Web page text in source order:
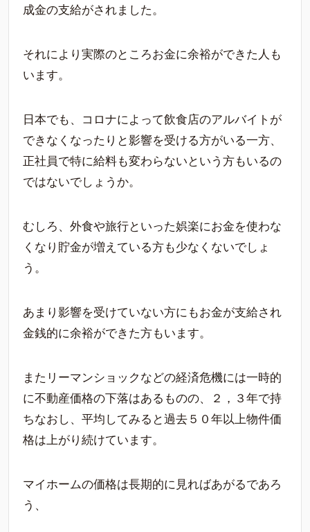
成金の支給がされました。
それにより実際のところお金に余裕ができた人も
います。
日本でも、コロナによって飲食店のアルバイトが
できなくなったりと影響を受ける方がいる一方、
正社員で特に給料も変わらないという方もいるの
ではないでしょうか。
むしろ、外食や旅行といった娯楽にお金を使わな
くなり貯金が増えている方も少なくないでしょ
う。
あまり影響を受けていない方にもお金が支給され
金銭的に余裕ができた方もいます。
またリーマンショックなどの経済危機には一時的
に不動産価格の下落はあるものの、２，３年で持
ちなおし、平均してみると過去５０年以上物件価
格は上がり続けています。
マイホームの価格は長期的に見ればあがるであろ
う、